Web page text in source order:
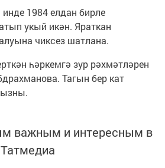
1984 елдан бирле
укый икән. Яраткан
чиксез шатлана.
һәркемгә зур рәхмәтләрен
Тагын бер кат
важным и интересным в
Татмедиа